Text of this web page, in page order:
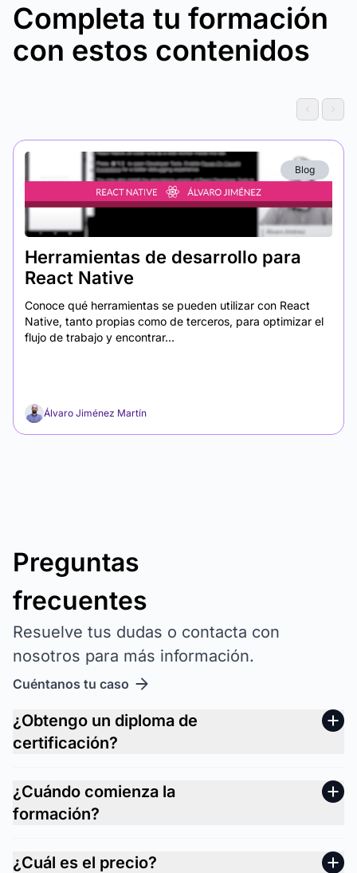
Completa tu formación
con estos contenidos
Blog
Herramientas de desarrollo para
React Native
Conoce qué herramientas se pueden utilizar con React
Native, tanto propias como de terceros, para optimizar el
flujo de trabajo y encontrar...
Álvaro Jiménez Martín
Preguntas
frecuentes
Resuelve tus dudas o contacta con
nosotros para más información.
Cuéntanos tu caso
¿Obtengo un diploma de
certificación?
¿Cuándo comienza la
formación?
¿Cuál es el precio?